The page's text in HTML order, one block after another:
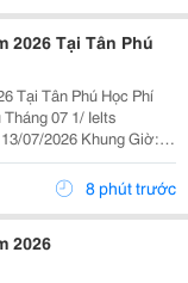
2026 Tại Tân Phú
Phú Học Phí
8 phút trước
2026